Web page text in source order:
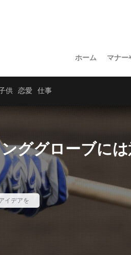
ホーム マナー
供 恋愛 仕事
ググローブに
イデアを